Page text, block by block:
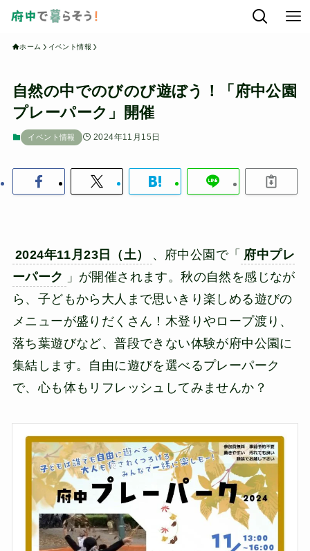
ホーム イベント情報
自然の中でのびのび遊ぼう！「府中公園
プレーパーク」開催
イベント情報 2024年11月15日
2024年11月23日（土） 、府中公園で「 府中プレ
ーパーク
」が開催されます。秋の自然を感じなが
ら、子どもから大人まで思いきり楽しめる遊びの
メニューが盛りだくさん！木登りやロープ渡り、
落ち葉遊びなど、普段できない体験が府中公園に
集結します。自由に遊びを選べるプレーパーク
で、心も体もリフレッシュしてみませんか？